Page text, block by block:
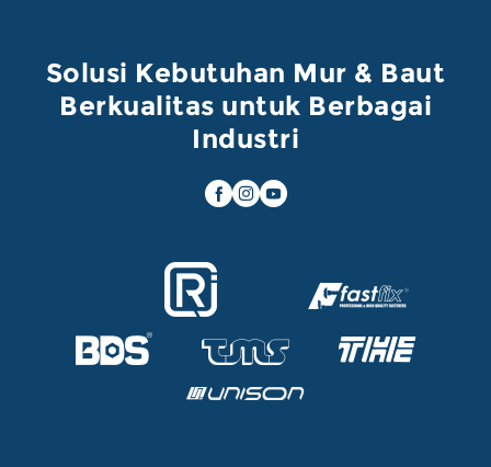
Solusi Kebutuhan Mur & Baut
Berkualitas untuk Berbagai
Industri